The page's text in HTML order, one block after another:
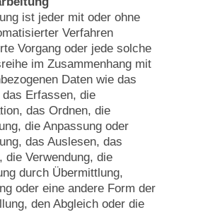
ist jeder mit oder ohne
Verfahren
Vorgang oder jede solche
im Zusammenhang mit
Daten wie das
das Erfassen, die
das Ordnen, die
die Anpassung oder
das Auslesen, das
die Verwendung, die
durch Übermittlung,
oder eine andere Form der
den Abgleich oder die